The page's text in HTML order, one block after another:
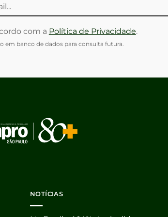
com a Política de Privacidade.
em banco de dados para consulta futura.
NOTÍCIAS